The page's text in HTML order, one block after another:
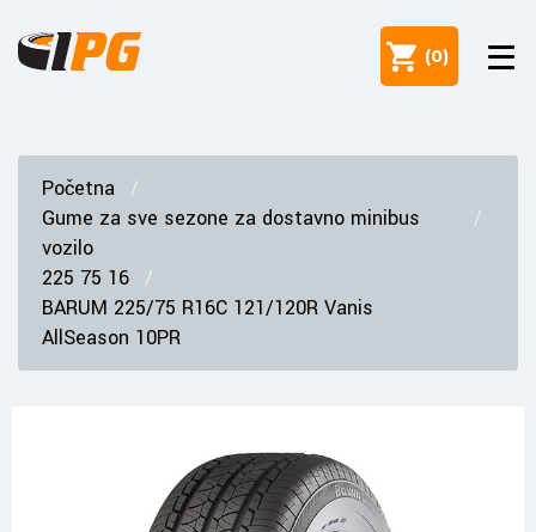
(0)
Početna
Gume za sve sezone za dostavno minibus
vozilo
225 75 16
BARUM 225/75 R16C 121/120R Vanis
AllSeason 10PR